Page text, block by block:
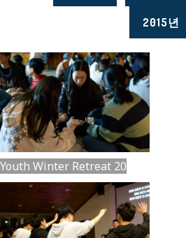
2015년
Youth Winter Retreat 20